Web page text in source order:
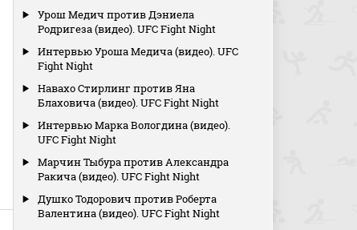
Урош Медич против Дэниела
Родригеза (видео). UFC Fight Night
Интервью Уроша Медича (видео). UFC
Fight Night
Навахо Стирлинг против Яна
Блаховича (видео). UFC Fight Night
Интервью Марка Вологдина (видео).
UFC Fight Night
Марчин Тыбура против Александра
Ракича (видео). UFC Fight Night
Душко Тодорович против Роберта
Валентина (видео). UFC Fight Night